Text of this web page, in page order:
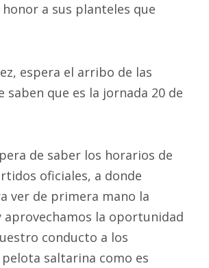
a sus planteles que
espera el arribo de las
que es la jornada 20 de
de saber los horarios de
oficiales, a donde
ver de primera mano la
aprovechamos la oportunidad
conducto a los
saltarina como es